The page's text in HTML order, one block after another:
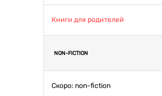
Книги для родителей
NON-FICTION
Скоро: non-fiction